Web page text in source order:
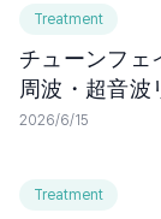
Treatment
チューンフ
周波・超音波
準 | セリニー
2026/6/15
Treatment